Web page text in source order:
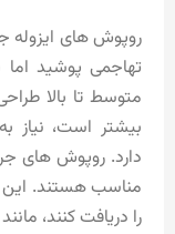
روپوش های ایزوله
تهاجمی پوشید
متوسط ​​تا بالا
بیشتر است، نیاز
دارد. روپوش های
را دریافت کنند،